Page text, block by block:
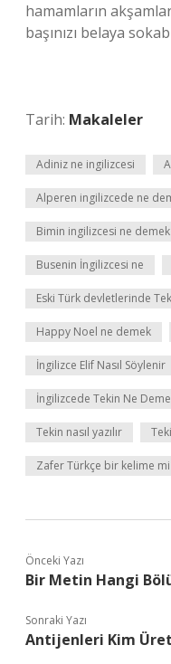
hamamların
başınızı belaya
Tarih: Makaleler
Adiniz ne ingilizcesi
Alperen ingilizcede ne
Bimin ingilizcesi ne demek
Busenin İngilizcesi ne
Eski Türk devletlerinde
Happy Noel ne demek
İngilizce Elif Nasıl Söylenir
İngilizcede Tekin Ne
Tekin nasıl yazılır
Zafer Türkçe bir kelime mi
Önceki Yazı
Bir Metin Hangi
Sonraki Yazı
Antijenleri Kim